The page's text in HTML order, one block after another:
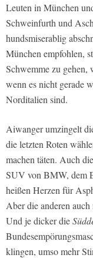
Leuten in München
Schweinfurth und
hundsmiserablig
München empfohlen,
Schwemme zu gehen,
wenn es nicht gerade
Norditalien sind.
Aiwanger umzingelt
die letzten Roten
machen täten. Auch
SUV von BMW, dem
heißen Herzen für
Aber die anderen
Und je dicker die
klingen, umso mehr